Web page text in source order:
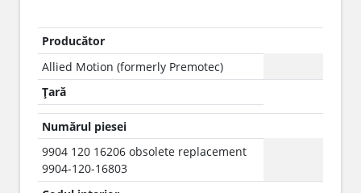
Producător
Allied Motion (formerly Premotec)
Țară
Numărul piesei
9904 120 16206 obsolete replacement
9904-120-16803